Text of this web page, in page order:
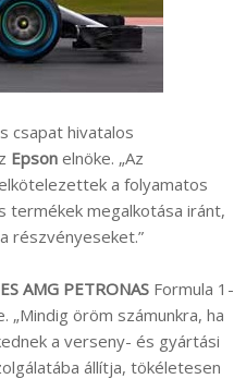
csapat hivatalos
Epson elnöke. „Az
a folyamatos
termékek megalkotása iránt,
részvényeseket.”
AMG PETRONAS Formula 1-
„Mindig öröm számunkra, ha
a verseny- és gyártási
állítja, tökéletesen